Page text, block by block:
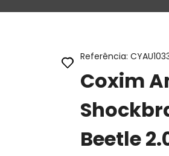
Referência:
Coxim
Beetle